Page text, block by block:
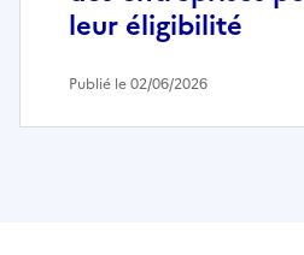
leur éligibilité
Publié le 02/06/2026